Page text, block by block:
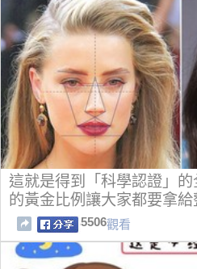
這就是得到「科學認證」
的黃金比例讓大家都要拿給
5506觀看